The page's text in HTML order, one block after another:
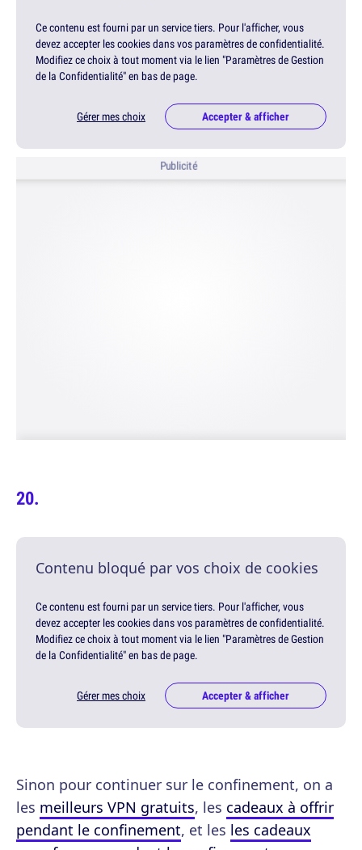
Ce contenu est fourni par un service tiers. Pour l'afficher, vous
devez accepter les cookies dans vos paramètres de confidentialité.
Modifiez ce choix à tout moment via le lien "Paramètres de Gestion
de la Confidentialité" en bas de page.
Gérer mes choix Accepter & afficher
Publicité
Contenu bloqué par vos choix de cookies
Ce contenu est fourni par un service tiers. Pour l'afficher, vous
devez accepter les cookies dans vos paramètres de confidentialité.
Modifiez ce choix à tout moment via le lien "Paramètres de Gestion
de la Confidentialité" en bas de page.
Gérer mes choix Accepter & afficher
Sinon pour continuer sur le confinement, on a
les meilleurs VPN gratuits, les cadeaux à offrir
pendant le confinement, et les les cadeaux